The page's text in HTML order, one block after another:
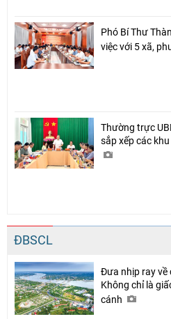
Phó Bí Thư
việc với 5 xã,
Thường trực
sắp xếp các
ĐBSCL
Đưa nhịp ray về
Không chỉ là
cánh